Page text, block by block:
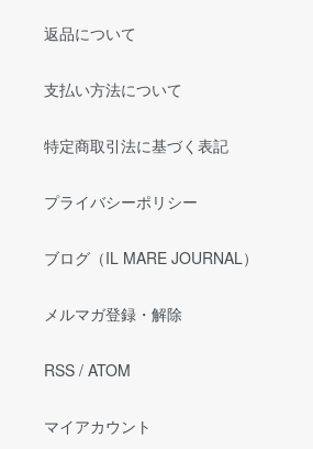
返品について
支払い方法について
特定商取引法に基づく表記
プライバシーポリシー
ブログ（IL MARE JOURNAL）
メルマガ登録・解除
RSS / ATOM
マイアカウント